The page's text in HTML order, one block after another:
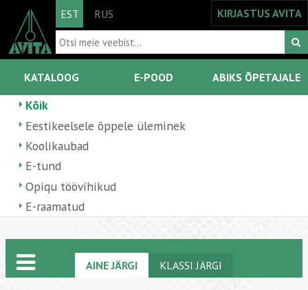
EST RUS KIRJASTUS AVITA
KATALOOG E-POOD ABIKS ÕPETAJALE
Kõik
Eestikeelsele õppele üleminek
Koolikaubad
E-tund
Opiqu töövihikud
E-raamatud
AINE JÄRGI KLASSI JÄRGI